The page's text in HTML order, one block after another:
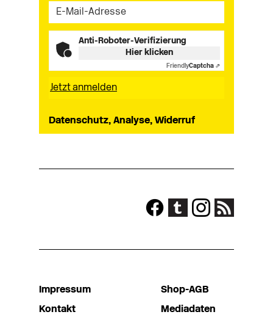
Anti-Roboter-Verifizierung
Hier klicken
FriendlyCaptcha ⇗
Datenschutz, Analyse, Widerruf
Impressum
Kontakt
Shop-AGB
Mediadaten